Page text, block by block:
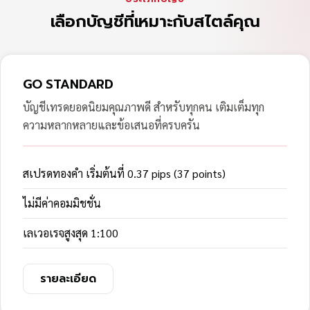
เลือกบัญชีที่เหมาะกับสไตล์คุณ
GO STANDARD
บัญชีเทรดยอดนิยมคุณภาพดี สำหรับทุกคน เติมเต็มทุก
ความหลากหลายและข้อเสนอที่ครบครัน
สเปรดทองคำ เริ่มต้นที่ 0.37 pips (37 points)
ไม่มีค่าคอมมิชชั่น
เลเวอเรจสูงสุด 1:100
รายละเอียด